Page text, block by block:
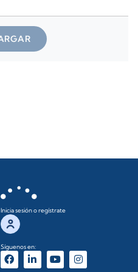
Inicia sesión o regístrate
Síguenos en: